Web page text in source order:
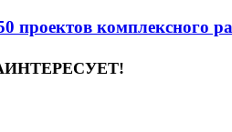
проектов комплексного